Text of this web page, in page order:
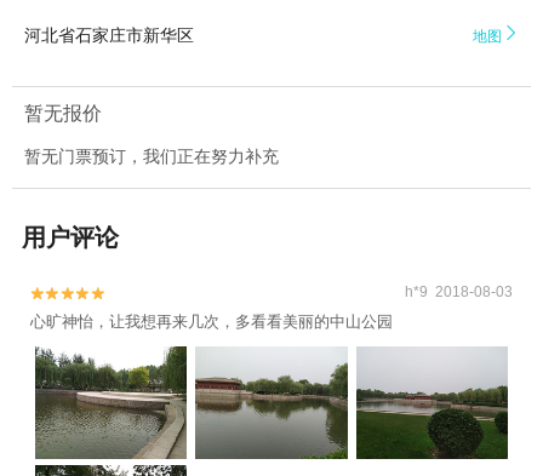
河北省石家庄市新华区 地图 
暂无报价
暂无门票预订，我们正在努力补充
用户评论

 h*9 2018-08-03
心旷神怡，让我想再来几次，多看看美丽的中山公园